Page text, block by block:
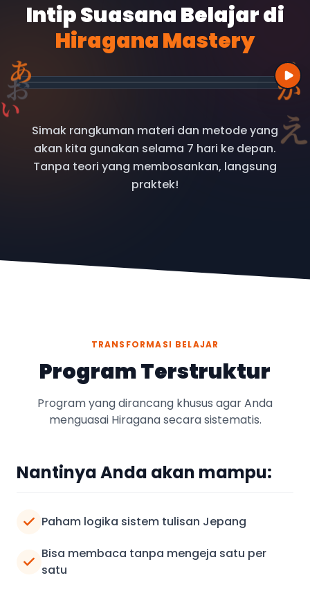
Intip Suasana Belajardi
Hiragana Mastery
あ
い
う
お か
Simak rangkuman materi dan metode yang
akan kita gunakan selama 7 hari ke depan.
Tanpa teori yang membosankan, langsung
praktek!
TRANSFORMASI BELAJAR
Program Terstruktur
Program yang dirancang khusus agar Anda
menguasai Hiragana secara sistematis.
Nantinya Anda akan mampu:
Paham logika sistem tulisan Jepang
Bisa membaca tanpa mengeja satu per
satu